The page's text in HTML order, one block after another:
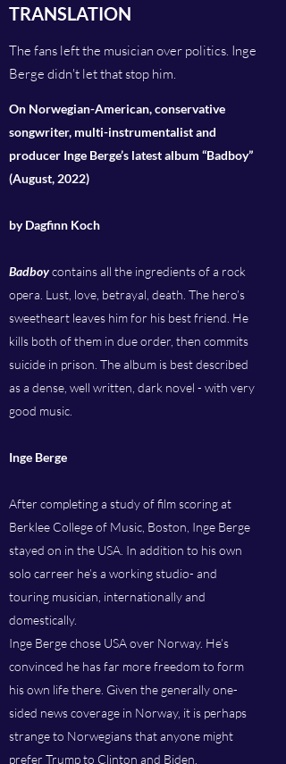
TRANSLATION
The fans left the musician over politics. Inge
Berge didn't let that stop him.
On Norwegian-American, conservative
songwriter, multi-instrumentalist and
producer Inge Berge’s latest album “Badboy”
(August, 2022)
by Dagfinn Koch
Badboycontains all the ingredients of a rock
opera. Lust, love, betrayal, death. The hero’s
sweetheart leaves him for his best friend. He
kills both of them in due order, then commits
suicide in prison. The album is best described
as a dense, well written, dark novel - with very
good music.
Inge Berge
After completing a study of film scoring at
Berklee College of Music, Boston, Inge Berge
stayed on in the USA. In addition to his own
solo carreer he’s a working studio- and
touring musician, internationally and
domestically.
Inge Berge chose USA over Norway. He’s
convinced he has far more freedom to form
his own life there. Given the generally one-
sided news coverage in Norway, it is perhaps
strange to Norwegians that anyone might
prefer Trump to Clinton and Biden.